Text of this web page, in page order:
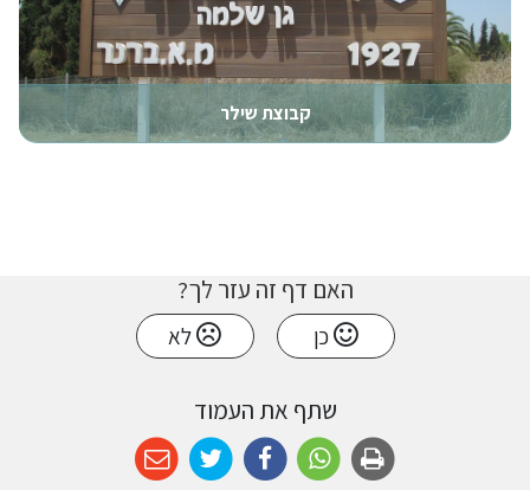
קבוצת שילר
האם דף זה עזר לך?
כן לא
שתף את העמוד